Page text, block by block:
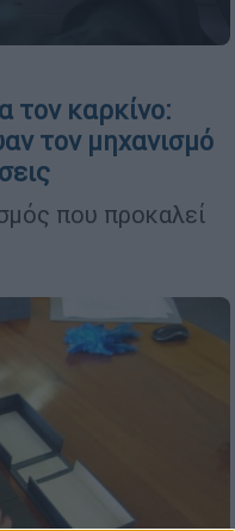
τον καρκίνο:
τον μηχανισμό
που προκαλεί